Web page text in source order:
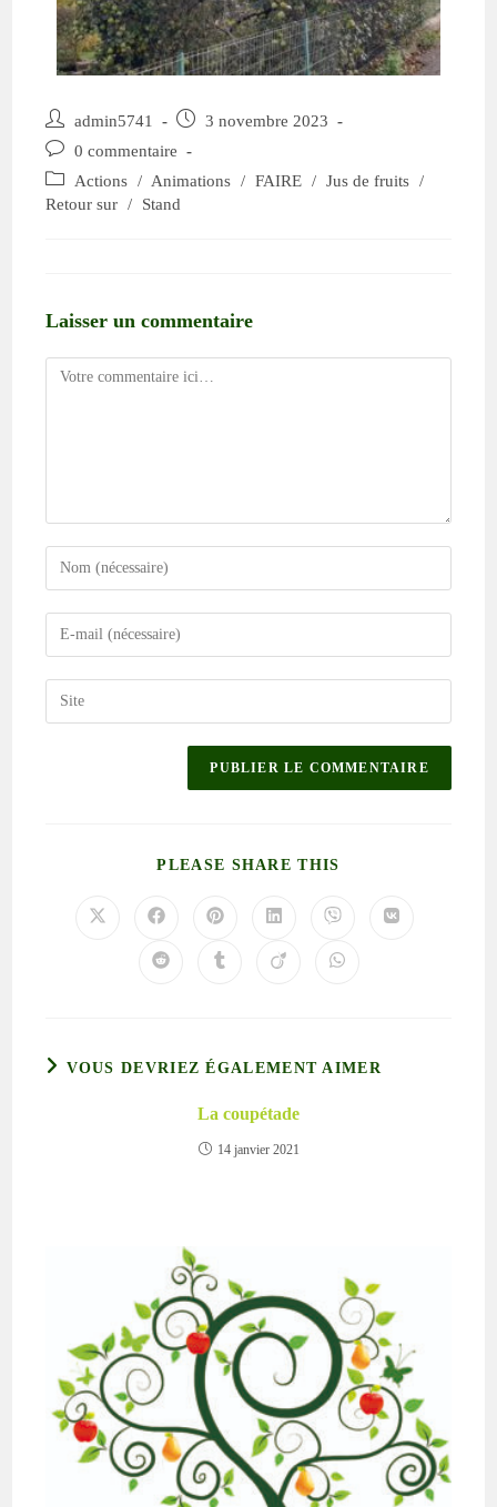
admin5741
3 novembre 2023
0 commentaire
Actions / Animations / FAIRE / Jus de fruits /
Retour sur / Stand
Laisser un commentaire
PLEASE SHARE THIS
VOUS DEVRIEZ ÉGALEMENT AIMER
La coupétade
14 janvier 2021